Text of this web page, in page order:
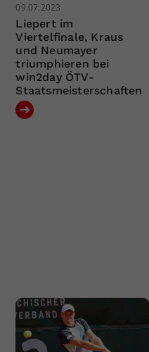
09.07.2023
Liepert im
Viertelfinale, Kraus
und Neumayer
triumphieren bei
win2day ÖTV-
Staatsmeisterschaften